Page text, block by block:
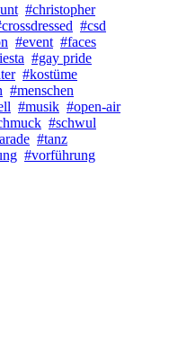
#christopher
#csd
#event #faces
#gay pride
#kostüme
#menschen
#musik #open-air
#schwul
#tanz
#vorführung